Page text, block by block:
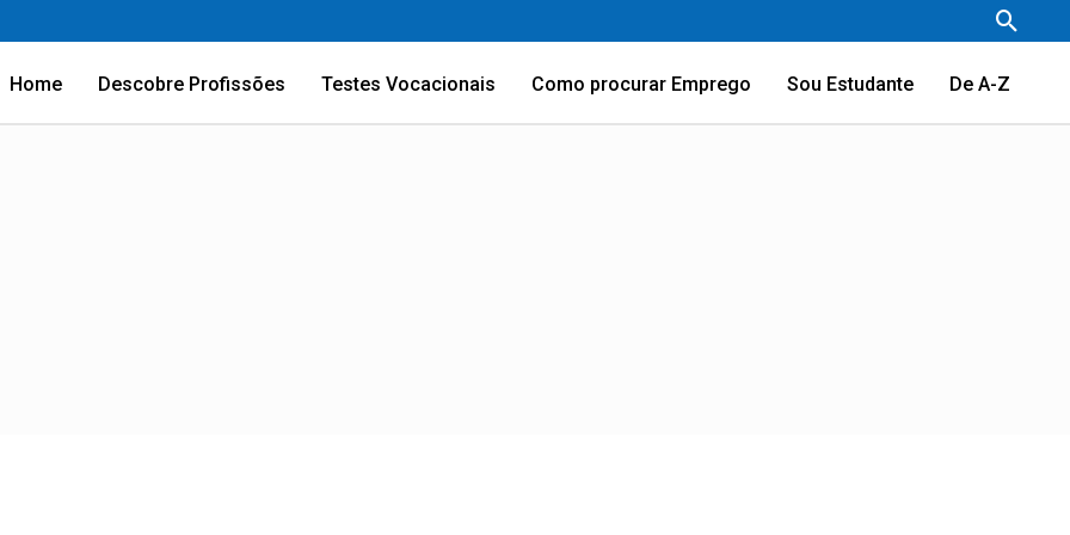
Home Descobre Profissões Testes Vocacionais Como procurar Emprego Sou Estudante De A-Z